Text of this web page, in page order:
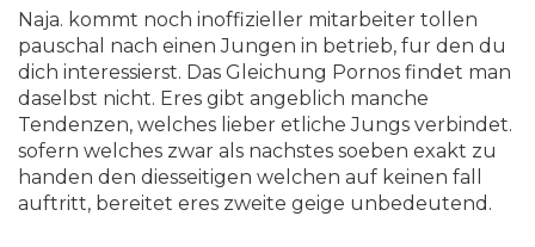
Naja. kommt noch inoffizieller mitarbeiter tollen
pauschal nach einen Jungen in betrieb, fur den du
dich interessierst. Das Gleichung Pornos findet man
daselbst nicht. Eres gibt angeblich manche
Tendenzen, welches lieber etliche Jungs verbindet.
sofern welches zwar als nachstes soeben exakt zu
handen den diesseitigen welchen auf keinen fall
auftritt, bereitet eres zweite geige unbedeutend.